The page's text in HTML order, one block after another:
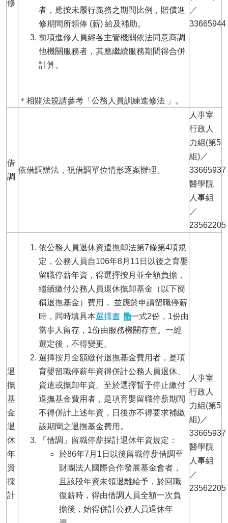
修
者，應按未履行義務之期間比例，賠償進
修期間所領俸 (薪) 給及補助。
前項進修人員經各主管機關依法同意商調
他機關服務者，其應繼續服務期間得合併
計算。
＊相關法規請參考「公務人員訓練進修法 」。
／
33665944
借
調
依借調辦法，視借調單位情形逐案辦理。
人事室
行政人
力組(第5
組)／
33665937
醫學院
人事組
／
23562205
退
撫
基
金
退
休
年
資
採
計
依公務人員退休資遣撫卹法第7條第4項規
定，公務人員自106年8月11日以後之育嬰
留職停薪年資，得選擇按月並全額負擔，
繼續繳付公務人員退休撫卹基金（以下簡
稱退撫基金）費用， 並應於申請留職停薪
時，同時填具本選擇書
一式2份，1份由
當事人留存，1份由服務機關存查。一經
選定後，不得變更。
選擇按月全額繳付退撫基金費用者，是項
育嬰留職停薪年資得併計公務人員退休、
資遣或撫卹年資。至於選擇暫予停止繳付
退撫基金費用者，是項育嬰留職停薪期間
不得併計上述年資，日後亦不得要求補繳
該期間之退撫基金費用。
「借調」留職停薪採計退休年資規定：
於86年7月1日以後留職停薪借調至
財團法人國際合作發展基金會者，
且該段年資未領退離給予，於回職
復薪時，得由借調人員全額一次負
擔後，始得併計公務人員退休年
人事室
行政人
力組(第5
組)／
33665937
醫學院
人事組
／
23562205